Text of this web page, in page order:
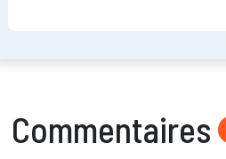
Commentaires